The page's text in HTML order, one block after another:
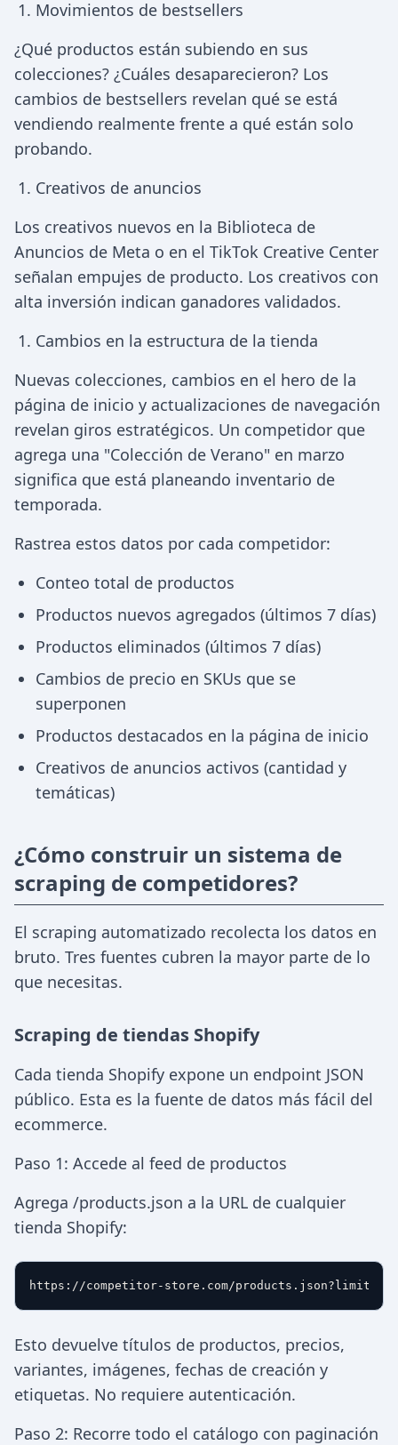
Movimientos de bestsellers
¿Qué productos están subiendo en sus
colecciones? ¿Cuáles desaparecieron? Los
cambios de bestsellers revelan qué se está
vendiendo realmente frente a qué están solo
probando.
Creativos de anuncios
Los creativos nuevos en la Biblioteca de
Anuncios de Meta o en el TikTok Creative Center
señalan empujes de producto. Los creativos con
alta inversión indican ganadores validados.
Cambios en la estructura de la tienda
Nuevas colecciones, cambios en el hero de la
página de inicio y actualizaciones de navegación
revelan giros estratégicos. Un competidor que
agrega una "Colección de Verano" en marzo
significa que está planeando inventario de
temporada.
Rastrea estos datos por cada competidor:
Conteo total de productos
Productos nuevos agregados (últimos 7 días)
Productos eliminados (últimos 7 días)
Cambios de precio en SKUs que se
superponen
Productos destacados en la página de inicio
Creativos de anuncios activos (cantidad y
temáticas)
¿Cómo construir un sistema de
scraping de competidores?
El scraping automatizado recolecta los datos en
bruto. Tres fuentes cubren la mayor parte de lo
que necesitas.
Scraping de tiendas Shopify
Cada tienda Shopify expone un endpoint JSON
público. Esta es la fuente de datos más fácil del
ecommerce.
Paso 1: Accede al feed de productos
Agrega /products.json a la URL de cualquier
tienda Shopify:
Esto devuelve títulos de productos, precios,
variantes, imágenes, fechas de creación y
etiquetas. No requiere autenticación.
Paso 2: Recorre todo el catálogo con paginación